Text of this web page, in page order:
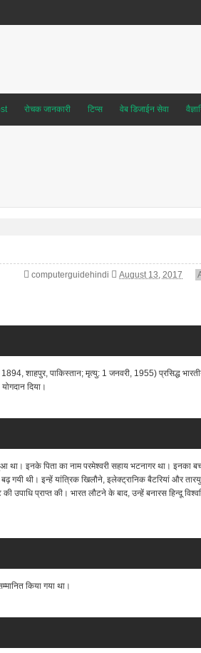
रोचक जानकारी टिप्स वेब डिजाईन सेवा
computerguidehindi August 13, 2017
शाहपुर, पाकिस्तान; मृत्यु: 1 जनवरी, 1955) प्रसिद्ध
दिया।
था। इनके पिता का नाम परमेश्वरी सहाय भटनागर था। इनका
गयी थी। इन्हें यांत्रिक खिलौने, इलेक्ट्रानिक बैटरियां और
उपाधि प्राप्त की। भारत लौटने के बाद, उन्हें बनारस हिन्दू
किया गया था।